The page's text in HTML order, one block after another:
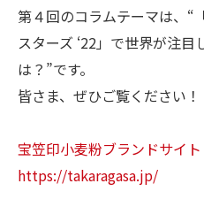
第４回のコラムテーマは、“
スターズ ‘22」で世界が注目
は？”です。
皆さま、ぜひご覧ください！
宝笠印小麦粉ブランドサイト
https://takaragasa.jp/